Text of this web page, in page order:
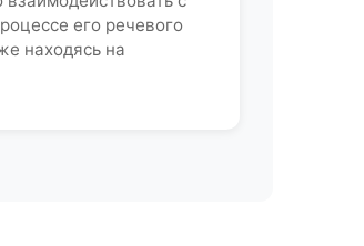
его речевого
находясь на